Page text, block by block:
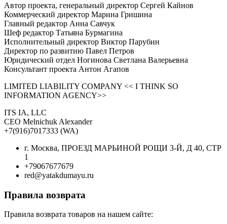
Автор проекта, генеральный директор Сергей Кайнов
Коммерческий директор Марина Гришина
Главный редактор Анна Савчук
Шеф редактор Татьяна Бурмагина
Исполнительный директор Виктор Парубин
Директор по развитию Павел Петров
Юридический отдел Ногинова Светлана Валерьевна
Консультант проекта Антон Агапов
LIMITED LIABILITY COMPANY << I THINK SO
INFORMATION AGENCY>>
ITS IA, LLC
CEO Melnichuk Alexander
+7(916)7017333 (WA)
г. Москва, ПРОЕЗД МАРЬИНОЙ РОЩИ 3-Й, Д 40, СТР
1
+79067677679
red@yatakdumayu.ru
Правила возврата
Правила возврата товаров на нашем сайте: